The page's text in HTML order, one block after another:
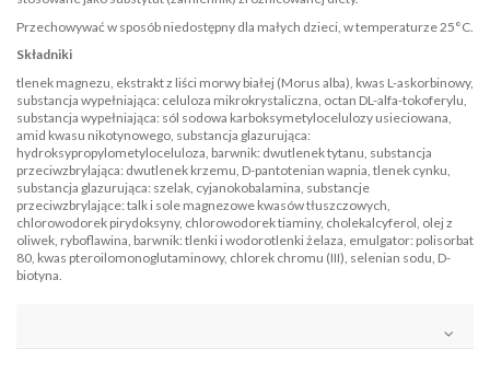
Przechowywać w sposób niedostępny dla małych dzieci, w temperaturze 25°C.
Składniki
tlenek magnezu, ekstrakt z liści morwy białej (Morus alba), kwas L-askorbinowy,
substancja wypełniająca: celuloza mikrokrystaliczna, octan DL-alfa-tokoferylu,
substancja wypełniająca: sól sodowa karboksymetylocelulozy usieciowana,
amid kwasu nikotynowego, substancja glazurująca:
hydroksypropylometyloceluloza, barwnik: dwutlenek tytanu, substancja
przeciwzbrylająca: dwutlenek krzemu, D-pantotenian wapnia, tlenek cynku,
substancja glazurująca: szelak, cyjanokobalamina, substancje
przeciwzbrylające: talk i sole magnezowe kwasów tłuszczowych,
chlorowodorek pirydoksyny, chlorowodorek tiaminy, cholekalcyferol, olej z
oliwek, ryboflawina, barwnik: tlenki i wodorotlenki żelaza, emulgator: polisorbat
80, kwas pteroilomonoglutaminowy, chlorek chromu (III), selenian sodu, D-
biotyna.